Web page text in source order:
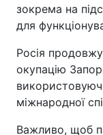
зокрема на
для
Росія
окупацію
міжнародної
Важливо, щоб